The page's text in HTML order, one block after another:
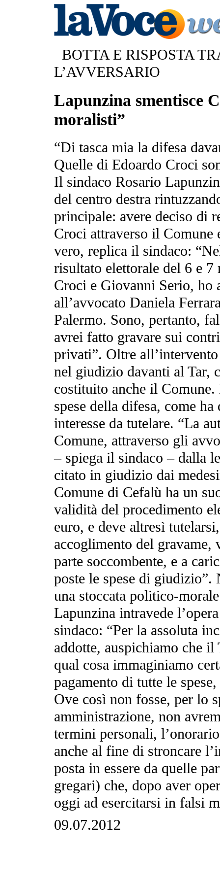
BOTTA E RISPOSTA
L’AVVERSARIO
Lapunzina smentisce
moralisti”
“Di tasca mia la difesa
Quelle di Edoardo Croci
Il sindaco Rosario
del centro destra
principale: avere deciso di
Croci attraverso il Comune
vero, replica il sindaco:
risultato elettorale del 6 e 7
Croci e Giovanni Serio, ho
all’avvocato Daniela
Palermo. Sono, pertanto,
avrei fatto gravare sui
privati”. Oltre
nel giudizio davanti al Tar,
costituito anche il
spese della difesa, come
interesse da tutelare. “La
Comune, attraverso gli
– spiega il sindaco – dalla
citato in giudizio dai
Comune di Cefalù ha un
validità del procedimento
euro, e deve altresì
accoglimento del gravame,
parte soccombente, e a
poste le spese di giudizio”.
una stoccata politico-
Lapunzina intravede
sindaco: “Per la assoluta
addotte, auspichiamo che
qual cosa immaginiamo
pagamento di tutte le
Ove così non fosse, per lo
amministrazione, non
termini personali,
anche al fine di stroncare
posta in essere da quelle
gregari) che, dopo aver
oggi ad esercitarsi in falsi
09.07.2012